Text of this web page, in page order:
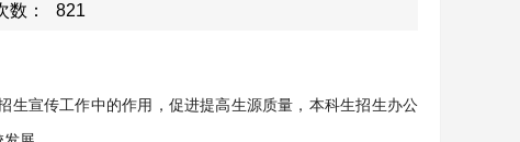
数： 821
生宣传工作中的作用，促进提高生源质量，本科生招生办公